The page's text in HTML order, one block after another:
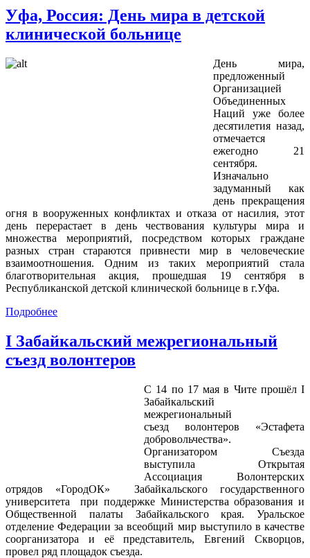
Уфа, Россия: День мира в детской
клинической больнице
День мира,
предложенный
Организацией
Объединенных
Наций уже более
десятилетия назад,
отмечается
ежегодно 21
сентября.
Изначально
задуманный как
день прекращения
огня в вооруженных конфликтах и отказа от насилия, этот
день перерастает в день чествования культуры мира и
множества мероприятий, посредством которых граждане
разных стран стараются привнести мир в человеческие
взаимоотношения. Одним из таких мероприятий стала
благотворительная акция, прошедшая 19 сентября в
Республиканской детской клинической больнице в г.Уфа.
Подробнее
I Забайкальский межрегиональный
съезд волонтеров
С 14 по 17 мая в Чите прошёл I
Забайкальский
межрегиональный
съезд волонтеров «Эстафета
добровольчества».
Организатором Съезда
выступила Открытая
Ассоциация Волонтерских
отрядов «ГородОК» Забайкальского государственного
университета при поддержке Министерства образования и
Общественной палаты Забайкальского края. Уральское
отделение Федерации за всеобщий мир выступило в качестве
соорганизатора и её представитель, Евгений Скворцов,
провел ряд площадок съезда.